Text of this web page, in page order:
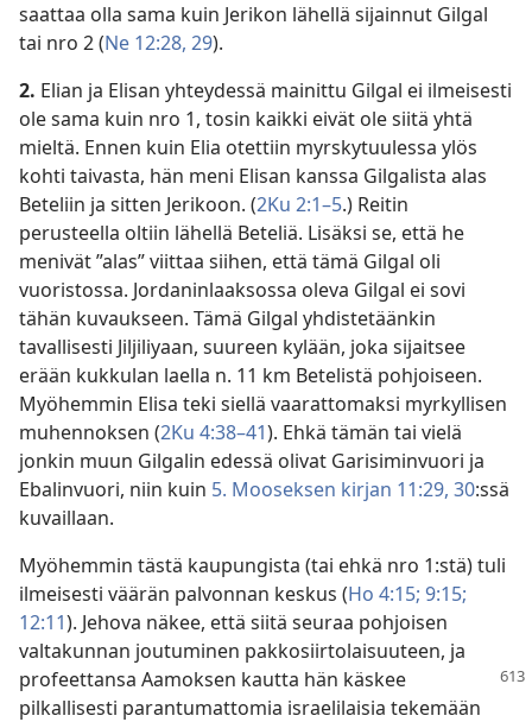
saattaa olla sama kuin Jerikon lähellä sijainnut Gilgal
tai nro 2 (Ne 12:28, 29).
2. Elian ja Elisan yhteydessä mainittu Gilgal ei ilmeisesti
ole sama kuin nro 1, tosin kaikki eivät ole siitä yhtä
mieltä. Ennen kuin Elia otettiin myrskytuulessa ylös
kohti taivasta, hän meni Elisan kanssa Gilgalista alas
Beteliin ja sitten Jerikoon. (2Ku 2:1–5.) Reitin
perusteella oltiin lähellä Beteliä. Lisäksi se, että he
menivät ”alas” viittaa siihen, että tämä Gilgal oli
vuoristossa. Jordaninlaaksossa oleva Gilgal ei sovi
tähän kuvaukseen. Tämä Gilgal yhdistetäänkin
tavallisesti Jiljiliyaan, suureen kylään, joka sijaitsee
erään kukkulan laella n. 11 km Betelistä pohjoiseen.
Myöhemmin Elisa teki siellä vaarattomaksi myrkyllisen
muhennoksen (2Ku 4:38–41). Ehkä tämän tai vielä
jonkin muun Gilgalin edessä olivat Garisiminvuori ja
Ebalinvuori, niin kuin 5. Mooseksen kirjan 11:29, 30:ssä
kuvaillaan.
Myöhemmin tästä kaupungista (tai ehkä nro 1:stä) tuli
ilmeisesti väärän palvonnan keskus (Ho 4:15; 9:15;
12:11). Jehova näkee, että siitä seuraa pohjoisen
valtakunnan joutuminen pakkosiirtolaisuuteen, ja
profeettansa Aamoksen kautta hän käskee
pilkallisesti parantumattomia israelilaisia tekemään